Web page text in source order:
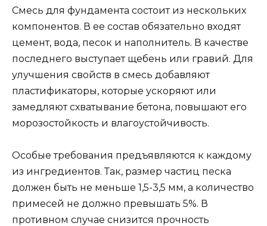
Смесь для фундамента состоит из нескольких
компонентов. В ее состав обязательно входят
цемент, вода, песок и наполнитель. В качестве
последнего выступает щебень или гравий. Для
улучшения свойств в смесь добавляют
пластификаторы, которые ускоряют или
замедляют схватывание бетона, повышают его
морозостойкость и влагоустойчивость.
Особые требования предъявляются к каждому
из ингредиентов. Так, размер частиц песка
должен быть не меньше 1,5-3,5 мм, а количество
примесей не должно превышать 5%. В
противном случае снизится прочность